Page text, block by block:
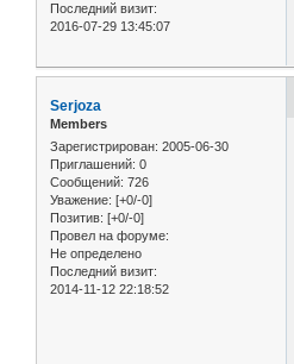
Последний визит:
2016-07-29 13:45:07
Serjoza
Members
Зарегистрирован: 2005-06-30
Приглашений: 0
Сообщений: 726
Уважение: [+0/-0]
Позитив: [+0/-0]
Провел на форуме:
Не определено
Последний визит:
2014-11-12 22:18:52